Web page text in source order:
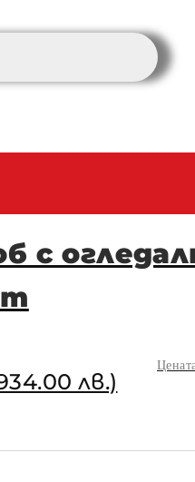
с
лв.)